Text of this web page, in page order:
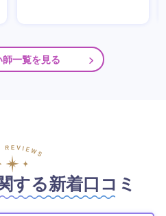
師一覧を見る
する新着口コミ